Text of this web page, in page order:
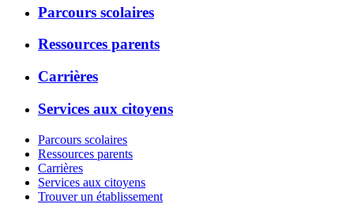
Parcours scolaires
Ressources parents
Carrières
Services aux citoyens
Parcours scolaires
Ressources parents
Carrières
Services aux citoyens
Trouver un établissement